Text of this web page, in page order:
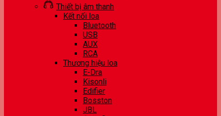
Thiết bị âm thanh
Kết nối loa
Bluetooth
USB
AUX
RCA
Thương hiệu loa
E-Dra
Kisonli
Edifier
Bosston
JBL